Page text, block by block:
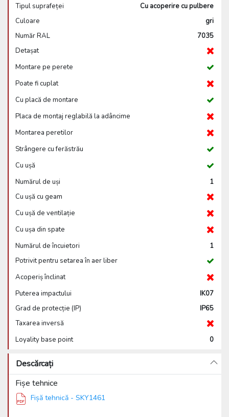
Tipul suprafeței
Cu acoperire cu pulbere
Culoare
gri
Număr RAL
7035
Detașat
Montare pe perete
Poate fi cuplat
Cu placă de montare
Placa de montaj reglabilă la adâncime
Montarea peretilor
Strângere cu ferăstrău
Cu ușă
Numărul de uși
1
Cu ușă cu geam
Cu ușă de ventilație
Cu ușa din spate
Numărul de încuietori
1
Potrivit pentru setarea în aer liber
Acoperiș înclinat
Puterea impactului
IK07
Grad de protecție (IP)
IP65
Taxarea inversă
Loyality base point
0
Descărcați
Fișe tehnice
Fișă tehnică - SKY1461